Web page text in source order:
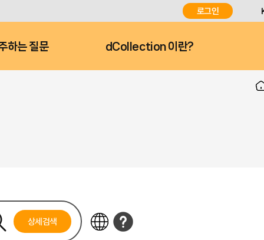
로그인
하는 질문 dCollection 이란?
상세검색